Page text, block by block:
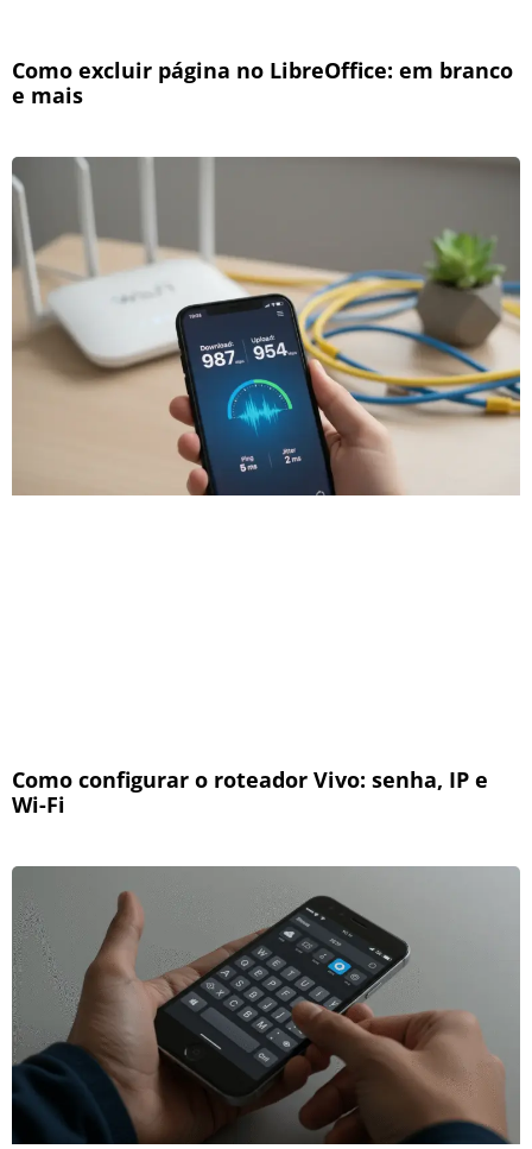
Como excluir página no LibreOffice: em branco
e mais
Como configurar o roteador Vivo: senha, IP e
Wi-Fi